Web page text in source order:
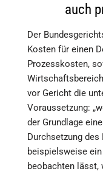
auch
Der
Kosten für einen
Prozesskosten,
vor Gericht die
Voraussetzung:
der Grundlage
Durchsetzung des
beispielsweise
beobachten lässt,